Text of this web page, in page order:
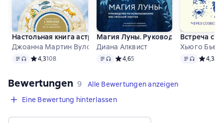
Настольная книга астролога. Вся астрология в одной
Джоанна Мартин Вулфолк
Text, Audioformat verfügbar
Средний рейтинг 4,3 на основе 108 оценок
4,3108
Магия Луны. Руководство по
Диана Алквист
Text, Audioformat verfügbar
Средний рейтинг 4,6 на основе 5
4,65
Встреча с
Хьюго
Text, 4,34
Bewertungen 9 Bewertungen
9
Alle Bewertungen anzeigen
Eine Bewertung hinterlassen